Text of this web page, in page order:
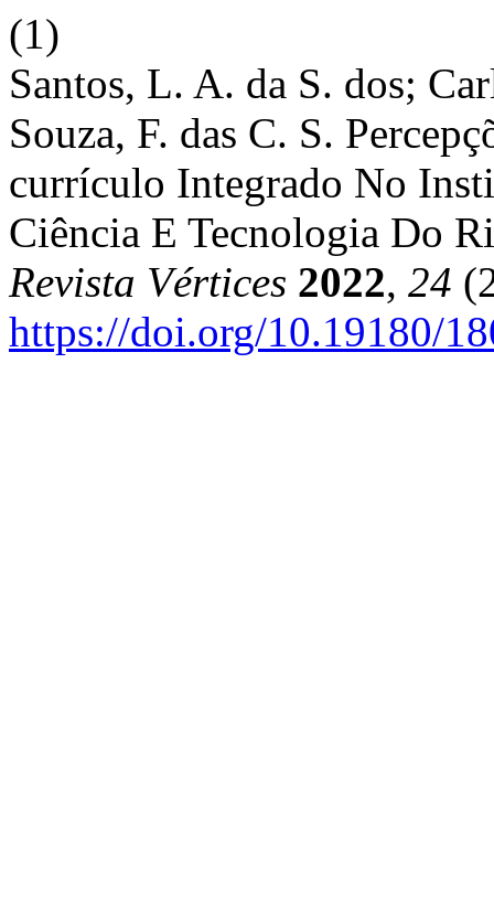
(1)
Santos, L. A. da S. dos;
Souza, F. das C. S.
currículo Integrado No
Ciência E Tecnologia Do
Revista Vértices 2022, 24
https://doi.org/10.19180/